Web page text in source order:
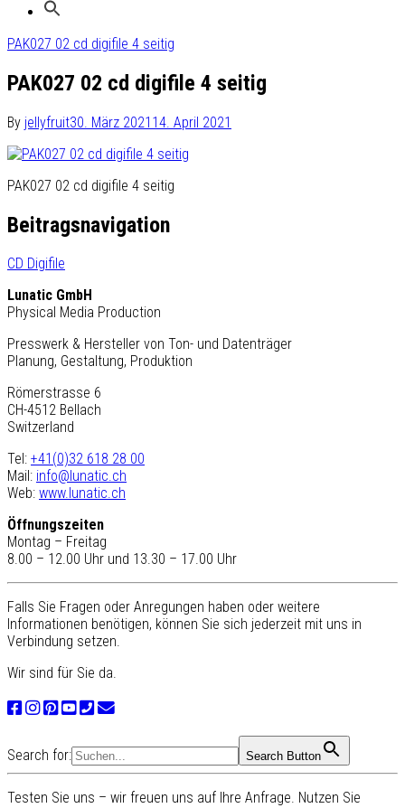
PAK027 02 cd digifile 4 seitig
PAK027 02 cd digifile 4 seitig
By jellyfruit30. März 2021 14. April 2021
PAK027 02 cd digifile 4 seitig
Beitragsnavigation
CD Digifile
Lunatic GmbH
Physical Media Production
Presswerk & Hersteller von Ton- und Datenträger
Planung, Gestaltung, Produktion
Römerstrasse 6
CH-4512 Bellach
Switzerland
Tel: +41(0)32 618 28 00
Mail: info@lunatic.ch
Web: www.lunatic.ch
Öffnungszeiten
Montag – Freitag
8.00 – 12.00 Uhr und 13.30 – 17.00 Uhr
Falls Sie Fragen oder Anregungen haben oder weitere
Informationen benötigen, können Sie sich jederzeit mit uns in
Verbindung setzen.
Wir sind für Sie da.
Search for: Search Button
Testen Sie uns – wir freuen uns auf Ihre Anfrage. Nutzen Sie